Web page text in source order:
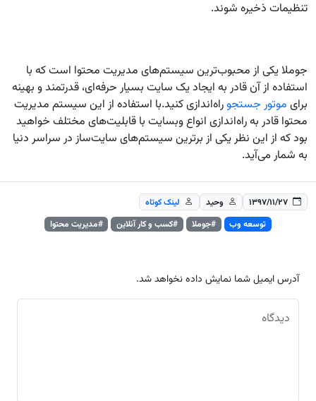
تنظیمات ذخیره شوند.
جوملا یکی از محبوب‌ترین سیستم‌های مدیریت محتوا است که با
استفاده از آن قادر به ایجاد یک سایت بسیار حرفه‌ای، قدرتمند و بهینه
برای موتور جستجوراه‌اندازی کنید.با استفاده از این سیستم مدیریت
محتوا قادر به راه‌اندازی انواع وبسایت با قابلیت‌های مختلف خواهید
بود که از این نظر یکی از برترین سیستم‌های سایت‌ساز در سراسر دنیا
به شمار می‌آید.
۱۳۹۷/۱۱/۲۷ وحید
لینک کوتاه
توسعه وب
#جوملا #کسب و کار آنلاین #مدیریت محتوا
آدرس ایمیل شما نمایش داده نخواهد شد.
دیدگاه